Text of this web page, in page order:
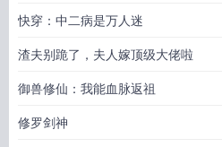
快穿：中二病是万人迷
渣夫别跪了，夫人嫁顶级大佬啦
御兽修仙：我能血脉返祖
修罗剑神